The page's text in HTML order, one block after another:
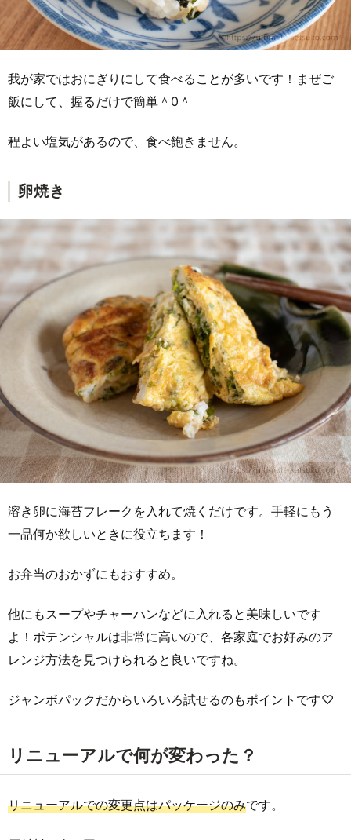
我が家ではおにぎりにして食べることが多いです！まぜご
飯にして、握るだけで簡単＾0＾
程よい塩気があるので、食べ飽きません。
卵焼き
溶き卵に海苔フレークを入れて焼くだけです。手軽にもう
一品何か欲しいときに役立ちます！
お弁当のおかずにもおすすめ。
他にもスープやチャーハンなどに入れると美味しいです
よ！ポテンシャルは非常に高いので、各家庭でお好みのア
レンジ方法を見つけられると良いですね。
ジャンボパックだからいろいろ試せるのもポイントです♡
リニューアルで何が変わった？
リニューアルでの変更点はパッケージのみです。